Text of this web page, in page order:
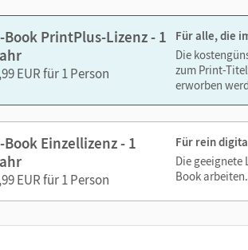
Book PrintPlus-Lizenz - 1
EUR für 1 Person
Für alle, die
Die
zum Print-
erworben
Book Einzellizenz - 1
EUR für 1 Person
Für rein
Die geeignete
Book arbeiten.